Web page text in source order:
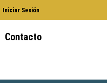
Iniciar Sesión
Contacto